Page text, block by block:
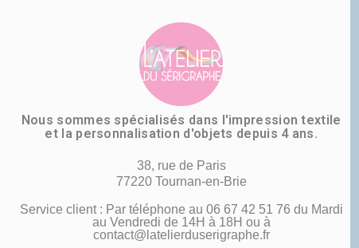
Nous sommes spécialisés dans l'impression textile
et la personnalisation d'objets depuis 4 ans.
38, rue de Paris
77220 Tournan-en-Brie
Service client : Par téléphone au 06 67 42 51 76 du Mardi
au Vendredi de 14H à 18H ou à
contact@latelierduserigraphe.fr